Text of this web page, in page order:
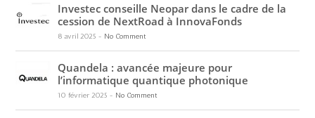
Investec conseille Neopar dans le cadre de la
cession de NextRoad à InnovaFonds
8 avril 2025- No Comment
Quandela : avancée majeure pour
l’informatique quantique photonique
10 février 2025- No Comment